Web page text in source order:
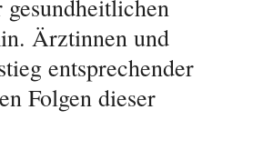
Ärztinnen und
entsprechender
Folgen dieser